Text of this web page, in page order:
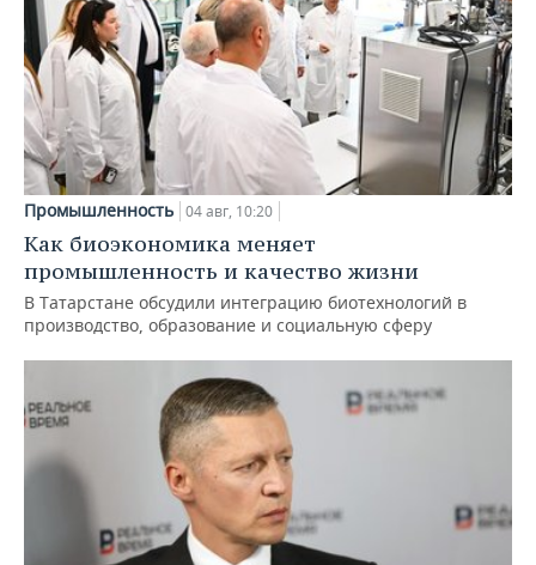
Промышленность 04 авг, 10:20
Как биоэкономика меняет
промышленность и качество жизни
В Татарстане обсудили интеграцию биотехнологий в
производство, образование и социальную сферу